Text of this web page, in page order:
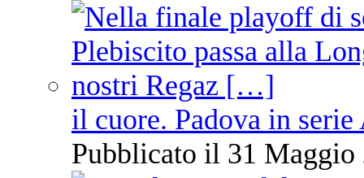
il cuore. Padova in serie
Pubblicato il 31 Maggio